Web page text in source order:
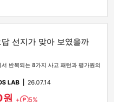
선지가 맞아 보였을까
반복되는 8가지 사고 패턴과 평가원의
LAB 26.07.14
+ Point
5%